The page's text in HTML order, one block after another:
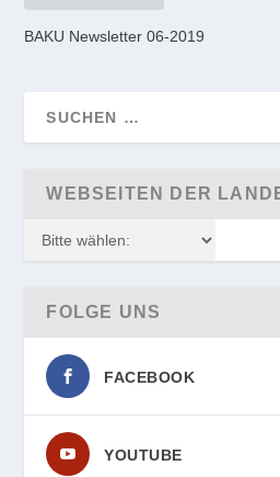
BAKU Newsletter 06-2019
WEBSEITEN DER
FOLGE UNS
FACEBOOK
YOUTUBE